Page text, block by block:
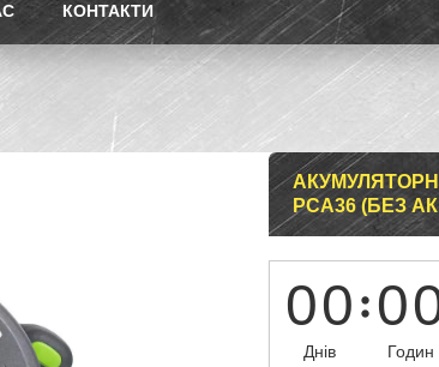
КОНТАКТИ
PCA36 (БЕЗ
00
Днів
0
Годин